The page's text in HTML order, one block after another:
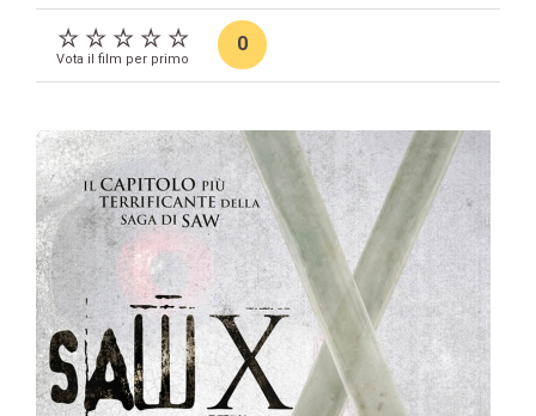
Vota il film per primo
0